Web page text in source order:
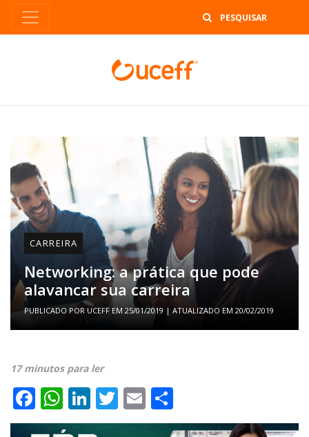
CARREIRA
Networking: a prática que pode
alavancar sua carreira
PUBLICADO POR UCEFF EM 25/01/2019 | ATUALIZADO EM 20/02/2019
17 minutos para ler
Facebook
WhatsApp
LinkedIn
Twitter
Email